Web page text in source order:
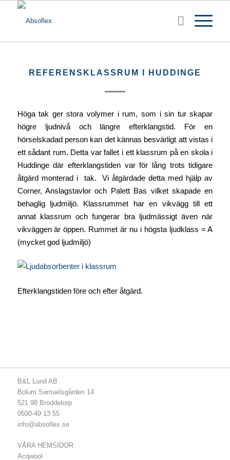
REFERENSKLASSRUM I HUDDINGE
Höga tak ger stora volymer i rum, som i sin tur skapar
högre ljudnivå och längre efterklangstid. För en
hörselskadad person kan det kännas besvärligt att vistas i
ett sådant rum. Detta var fallet i ett klassrum på en skola i
Huddinge där efterklangstiden var för lång trots tidigare
åtgärd monterad i tak. Vi åtgärdade detta med hjälp av
Corner, Anslagstavlor och Palett Bas vilket skapade en
behaglig ljudmiljö. Klassrummet har en vikvägg till ett
annat klassrum och fungerar bra ljudmässigt även när
vikväggen är öppen. Rummet är nu i högsta ljudklass = A
(mycket god ljudmiljö)
Efterklangstiden före och efter åtgärd.
B&L Lund AB
Bolum Samuelsgården 14
521 98 Broddetorp
0500-49 13 55
info@absoflex.se
VÅRA HEMSIDOR
Acqwool